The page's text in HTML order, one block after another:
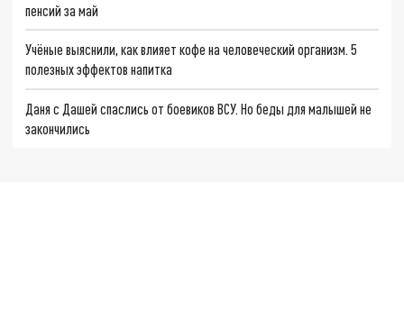
пенсий за май
Учёные выяснили, как влияет кофе на человеческий организм. 5
полезных эффектов напитка
Даня с Дашей спаслись от боевиков ВСУ. Но беды для малышей не
закончились